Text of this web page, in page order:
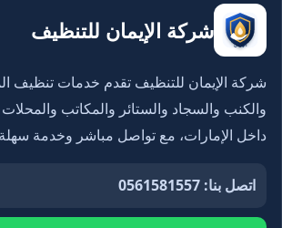
شركة الإيمان للتنظيف
شركة الإيمان للتنظيف تقدم خدمات تنظيف
والكنب والسجاد والستائر والمكاتب والمحلات
داخل الإمارات، مع تواصل مباشر وخدمة
اتصل بنا: 0561581557